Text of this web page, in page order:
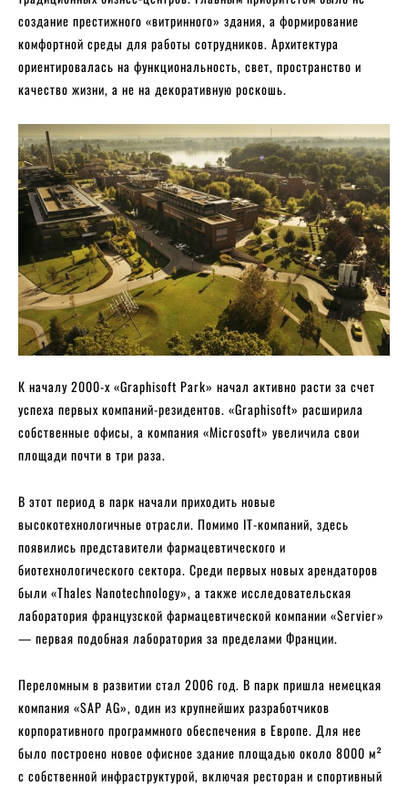
создание престижного «витринного» здания, а формирование
комфортной среды для работы сотрудников. Архитектура
ориентировалась на функциональность, свет, пространство и
качество жизни, а не на декоративную роскошь.
К началу 2000-х «Graphisoft Park» начал активно расти за счет
успеха первых компаний-резидентов. «Graphisoft» расширила
собственные офисы, а компания «Microsoft» увеличила свои
площади почти в три раза.
В этот период в парк начали приходить новые
высокотехнологичные отрасли. Помимо IT-компаний, здесь
появились представители фармацевтического и
биотехнологического сектора. Среди первых новых арендаторов
были «Thales Nanotechnology», а также исследовательская
лаборатория французской фармацевтической компании «Servier»
— первая подобная лаборатория за пределами Франции.
Переломным в развитии стал 2006 год. В парк пришла немецкая
компания «SAP AG», один из крупнейших разработчиков
корпоративного программного обеспечения в Европе. Для нее
было построено новое офисное здание площадью около 8000 м²
с собственной инфраструктурой, включая ресторан и спортивный